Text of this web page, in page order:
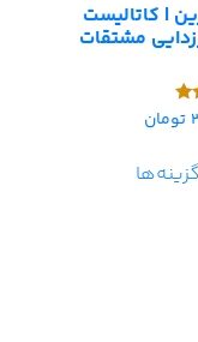
| کاتالیست
مشتقات
تومان